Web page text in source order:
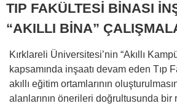
TIP FAKÜLTESİ BİNASI
“AKILLI BİNA”
Kırklareli Üniversitesi’nin “Akıllı
kapsamında inşaatı devam eden Tıp
akıllı eğitim ortamlarının
alanlarının önerileri doğrultusunda bir